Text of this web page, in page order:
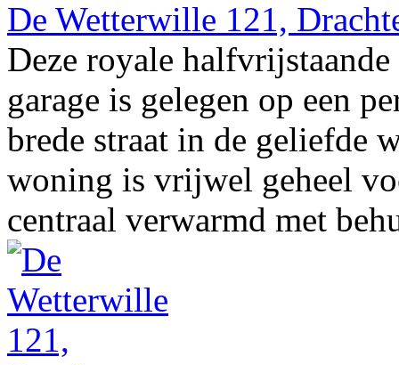
De Wetterwille 121,
Deze royale
garage is gelegen op een
brede straat in de geliefde
woning is vrijwel geheel
centraal verwarmd met